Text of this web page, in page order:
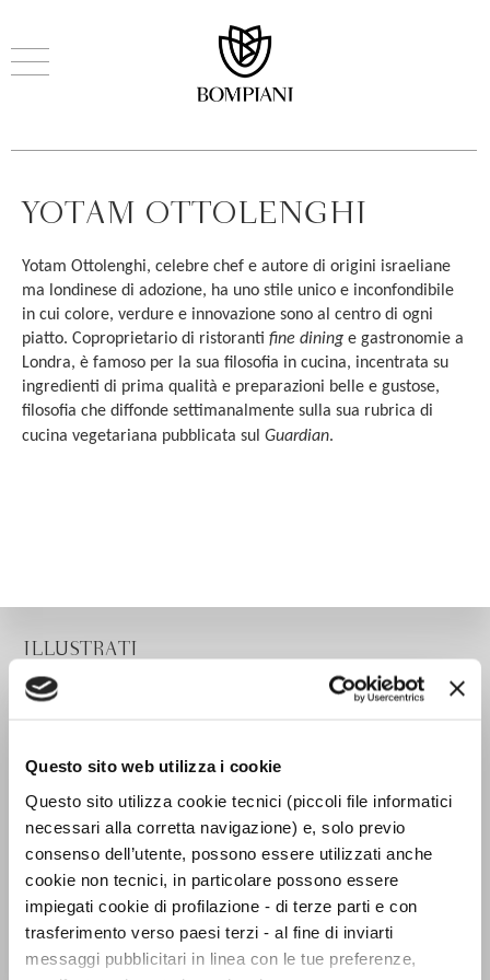
Questo sito web utilizza i cookie
Questo sito utilizza cookie tecnici (piccoli file informatici
necessari alla corretta navigazione) e, solo previo
consenso dell’utente, possono essere utilizzati anche
cookie non tecnici, in particolare possono essere
impiegati cookie di profilazione - di terze parti e con
trasferimento verso paesi terzi - al fine di inviarti
messaggi pubblicitari in linea con le tue preferenze,
YOTAM OTTOLENGHI
Yotam Ottolenghi, celebre chef e autore di origini israeliane
ma londinese di adozione, ha uno stile unico e inconfondibile
in cui colore, verdure e innovazione sono al centro di ogni
piatto. Coproprietario di ristoranti fine dining e gastronomie a
Londra, è famoso per la sua filosofia in cucina, incentrata su
ingredienti di prima qualità e preparazioni belle e gustose,
filosofia che diffonde settimanalmente sulla sua rubrica di
cucina vegetariana pubblicata sul Guardian.
ILLUSTRATI